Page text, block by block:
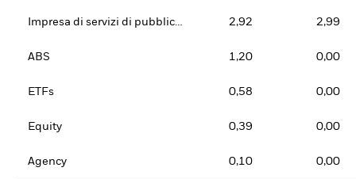
Impresa di servizi di pubblica utilità 2,92 2,99
ABS 1,20 0,00
ETFs 0,58 0,00
Equity 0,39 0,00
Agency 0,10 0,00